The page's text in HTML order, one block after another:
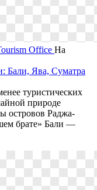
Office На
Бали, Ява, Суматра
туристических
природе
островов Раджа-
брате» Бали —